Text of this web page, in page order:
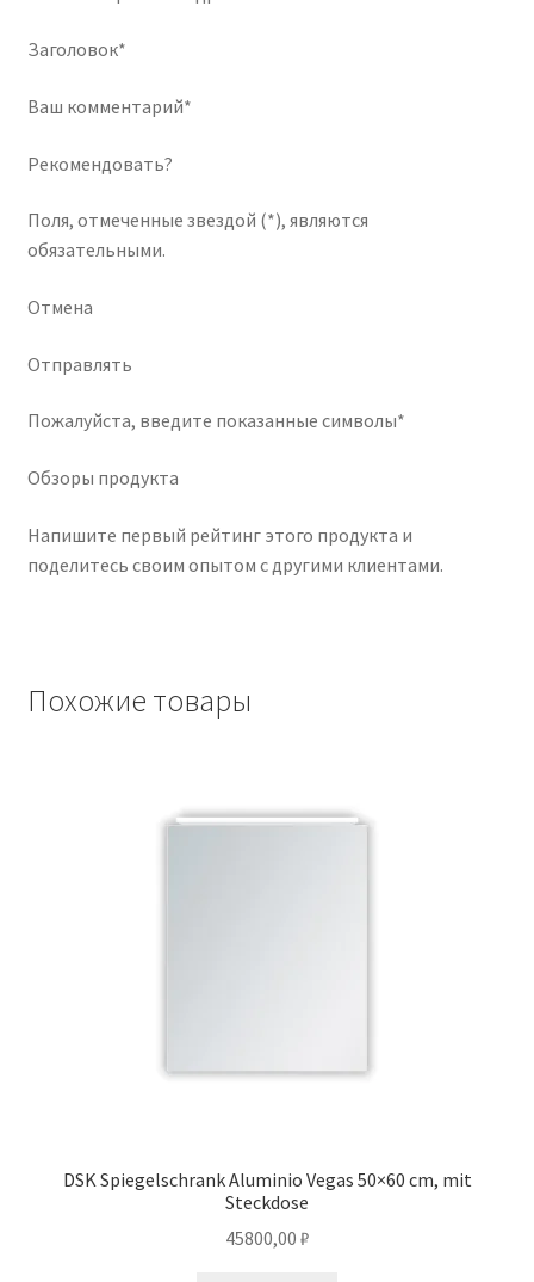
Заголовок*
Ваш комментарий*
Рекомендовать?
Поля, отмеченные звездой (*), являются
обязательными.
Отмена
Отправлять
Пожалуйста, введите показанные символы*
Обзоры продукта
Напишите первый рейтинг этого продукта и
поделитесь своим опытом с другими клиентами.
Похожие товары
DSK Spiegelschrank Aluminio Vegas 50×60 cm, mit
Steckdose
45800,00 ₽